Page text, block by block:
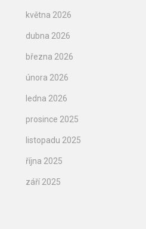
května 2026
dubna 2026
března 2026
února 2026
ledna 2026
prosince 2025
listopadu 2025
října 2025
září 2025